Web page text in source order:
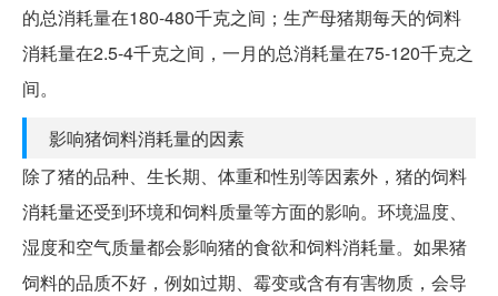
的总消耗量在180-480千克之间；生产母猪期每天的饲料
消耗量在2.5-4千克之间，一月的总消耗量在75-120千克之
间。
影响猪饲料消耗量的因素
除了猪的品种、生长期、体重和性别等因素外，猪的饲料
消耗量还受到环境和饲料质量等方面的影响。环境温度、
湿度和空气质量都会影响猪的食欲和饲料消耗量。如果猪
饲料的品质不好，例如过期、霉变或含有有害物质，会导